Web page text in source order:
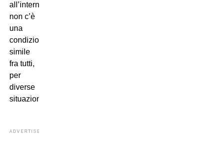
all’interno
non c’è
una
condizione
simile
fra tutti,
per
diverse
situazioni”.
ADVERTISEMENT